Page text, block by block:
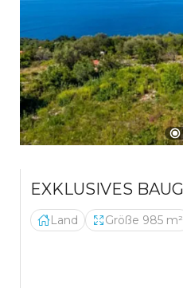
Land Größe 985 m²